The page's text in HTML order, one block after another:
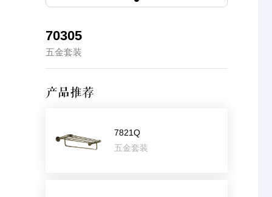
70305
五金套装
产品推荐
7821Q
五金套装